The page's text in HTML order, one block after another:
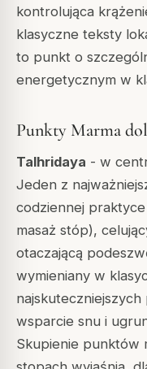
kontrolująca
klasyczne teksty
to punkt o
energetycznym w
Punkty Marma
Talhridaya - w
Jeden z
codziennej
masaż stóp),
otaczającą
wymieniany w
wsparcie snu i
Skupienie punktów